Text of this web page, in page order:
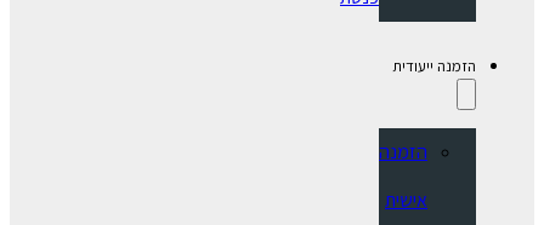
הזמנה ייעודית
הזמנה
אישית